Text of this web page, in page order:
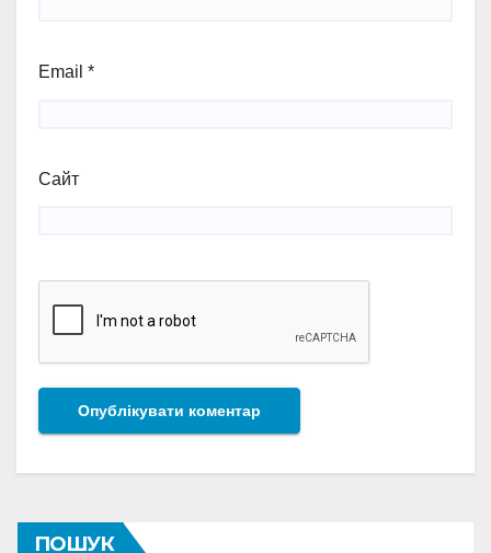
Email *
Сайт
ПОШУК